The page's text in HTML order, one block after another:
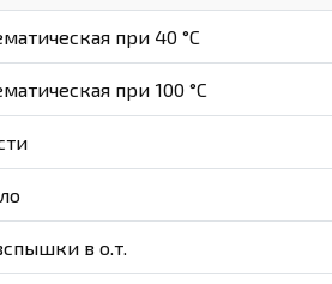
при 40 °С
при 100 °С
в о.т.